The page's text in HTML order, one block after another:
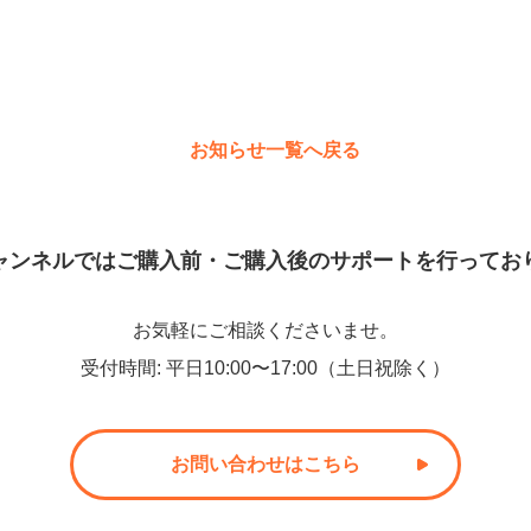
お知らせ一覧へ戻る
ンネルではご購入前・ご購入後のサポートを行ってお
お気軽にご相談くださいませ。
受付時間: 平日10:00〜17:00（土日祝除く）
お問い合わせはこちら